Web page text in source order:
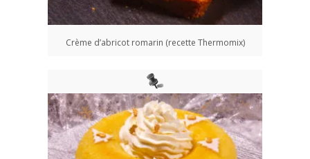
Crème d’abricot romarin (recette Thermomix)